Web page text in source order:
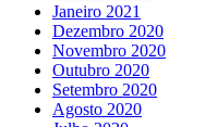
Janeiro 2021
Dezembro 2020
Novembro 2020
Outubro 2020
Setembro 2020
Agosto 2020